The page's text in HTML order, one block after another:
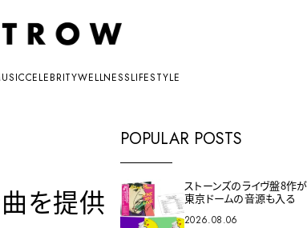
CELEBRITYWELLNESSLIFESTYLE
曲を提供
POPULAR POSTS
ストーンズのライヴ盤8作
東京ドームの音源も入る
2026.08.06